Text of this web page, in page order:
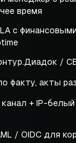
время
с
/
факту, акты
+ IP-белый
/ OIDC для